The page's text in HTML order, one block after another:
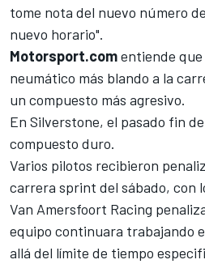
tome nota del nuevo número
nuevo horario".
Motorsport.comentiende
neumático más blando a la
un compuesto más agresivo.
En Silverstone, el pasado fin
compuesto duro.
Varios pilotos recibieron
carrera sprint del sábado, con
Van Amersfoort Racing
equipo continuara trabajando
allá del límite de tiempo